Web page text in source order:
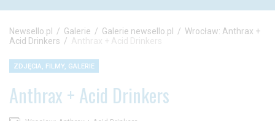
Newsello.pl / Galerie / Galerie newsello.pl / Wrocław: Anthrax +
Acid Drinkers / Anthrax + Acid Drinkers
ZDJĘCIA, FILMY, GALERIE
Anthrax + Acid Drinkers